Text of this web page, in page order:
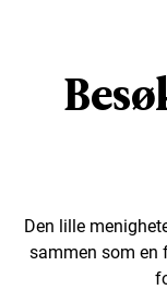
Den lille
sammen som en